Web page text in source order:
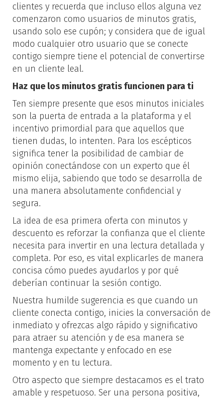
clientes y recuerda que incluso ellos alguna vez
comenzaron como usuarios de minutos gratis,
usando solo ese cupón; y considera que de igual
modo cualquier otro usuario que se conecte
contigo siempre tiene el potencial de convertirse
en un cliente leal.
Haz que los minutos gratis funcionen para ti
Ten siempre presente que esos minutos iniciales
son la puerta de entrada a la plataforma y el
incentivo primordial para que aquellos que
tienen dudas, lo intenten. Para los escépticos
significa tener la posibilidad de cambiar de
opinión conectándose con un experto que él
mismo elija, sabiendo que todo se desarrolla de
una manera absolutamente confidencial y
segura.
La idea de esa primera oferta con minutos y
descuento es reforzar la confianza que el cliente
necesita para invertir en una lectura detallada y
completa. Por eso, es vital explicarles de manera
concisa cómo puedes ayudarlos y por qué
deberían continuar la sesión contigo.
Nuestra humilde sugerencia es que cuando un
cliente conecta contigo, inicies la conversación de
inmediato y ofrezcas algo rápido y significativo
para atraer su atención y de esa manera se
mantenga expectante y enfocado en ese
momento y en tu lectura.
Otro aspecto que siempre destacamos es el trato
amable y respetuoso. Ser una persona positiva,